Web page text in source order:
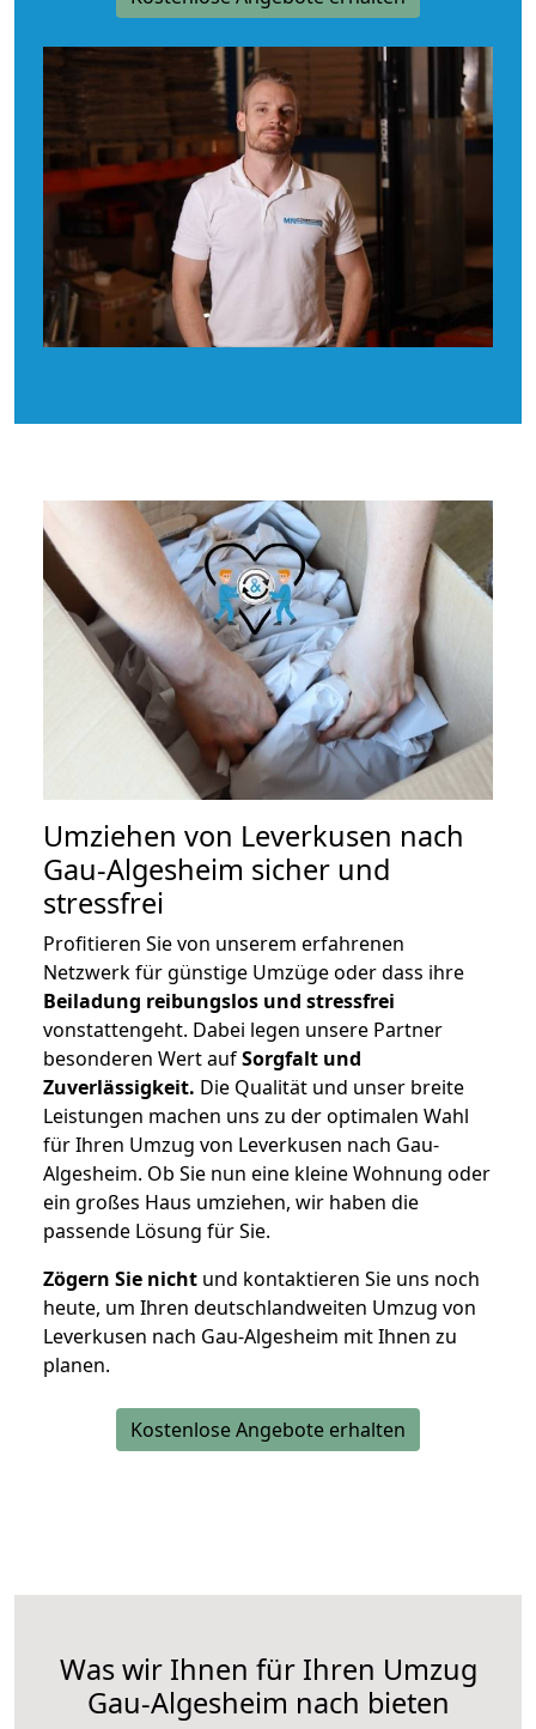
Umziehen von Leverkusen nach
Gau-Algesheim sicher und
stressfrei
Profitieren Sie von unserem erfahrenen
Netzwerk für günstige Umzüge oder dass ihre
Beiladung reibungslos und stressfrei
vonstattengeht. Dabei legen unsere Partner
besonderen Wert aufSorgfalt und
Zuverlässigkeit. Die Qualität und unser breite
Leistungen machen uns zu der optimalen Wahl
für Ihren Umzug von Leverkusen nach Gau-
Algesheim. Ob Sie nun eine kleine Wohnung oder
ein großes Haus umziehen, wir haben die
passende Lösung für Sie.
Zögern Sie nicht und kontaktieren Sie uns noch
heute, um Ihren deutschlandweiten Umzug von
Leverkusen nach Gau-Algesheim mit Ihnen zu
planen.
Kostenlose Angebote erhalten
Was wir Ihnen für Ihren Umzug
Gau-Algesheim nach bieten